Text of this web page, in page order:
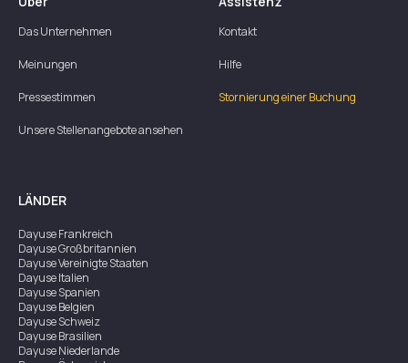
Das Unternehmen
Meinungen
Pressestimmen
Unsere Stellenangebote ansehen
Kontakt
Hilfe
Stornierung einer Buchung
LÄNDER
DayuseFrankreich
DayuseGroßbritannien
DayuseVereinigte Staaten
DayuseItalien
DayuseSpanien
DayuseBelgien
DayuseSchweiz
DayuseBrasilien
DayuseNiederlande